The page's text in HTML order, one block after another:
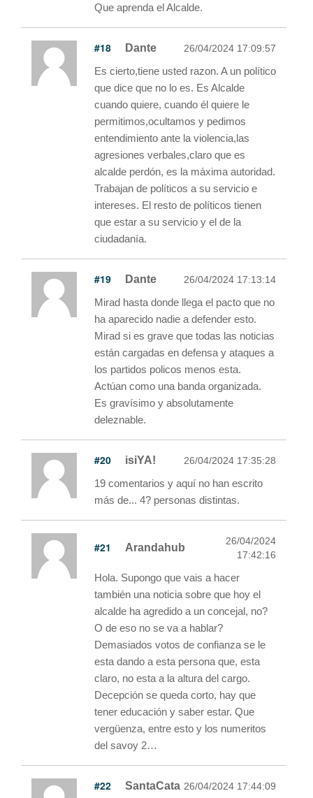
Que aprenda el Alcalde.
#18 Dante 26/04/2024 17:09:57
Es cierto,tiene usted razon. A un político
que dice que no lo es. Es Alcalde
cuando quiere, cuando él quiere le
permitimos,ocultamos y pedimos
entendimiento ante la violencia,las
agresiones verbales,claro que es
alcalde perdón, es la máxima autoridad.
Trabajan de políticos a su servicio e
intereses. El resto de políticos tienen
que estar a su servicio y el de la
ciudadanía.
#19 Dante 26/04/2024 17:13:14
Mirad hasta donde llega el pacto que no
ha aparecido nadie a defender esto.
Mirad si es grave que todas las noticias
están cargadas en defensa y ataques a
los partidos policos menos esta.
Actúan como una banda organizada.
Es gravísimo y absolutamente
deleznable.
#20 isiYA! 26/04/2024 17:35:28
19 comentarios y aquí no han escrito
más de... 4? personas distintas.
#21 Arandahub
26/04/2024
17:42:16
Hola. Supongo que vais a hacer
también una noticia sobre que hoy el
alcalde ha agredido a un concejal, no?
O de eso no se va a hablar?
Demasiados votos de confianza se le
esta dando a esta persona que, esta
claro, no esta a la altura del cargo.
Decepción se queda corto, hay que
tener educación y saber estar. Que
vergüenza, entre esto y los numeritos
del savoy 2…
#22 SantaCata 26/04/2024 17:44:09